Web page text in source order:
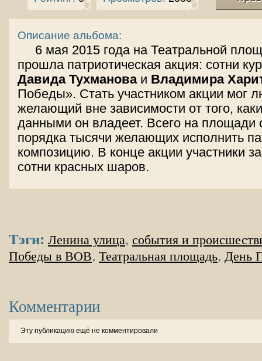
Описание альбома:
6 мая 2015 года на Театральной
прошла патриотическая акция: сотни
Давида Тухмановаи Владимира
Победы». Стать участником акции мог
желающий вне зависимости от того,
данными он владеет. Всего на площади
порядка тысячи желающих исполнить
композицию. В конце акции участники
сотни красных шаров.
Тэги: Ленина улица, события и
Победы в ВОВ, Театральная площадь, День
Комментарии
Эту публикацию ещё не комментировали